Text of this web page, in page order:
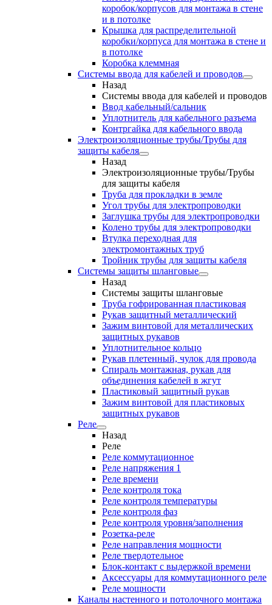
коробок/корпусов для монтажа в стене
и в потолке
Крышка для распределительной
коробки/корпуса для монтажа в стене и
в потолке
Коробка клеммная
Системы ввода для кабелей и проводов
Назад
Системы ввода для кабелей и проводов
Ввод кабельный/сальник
Уплотнитель для кабельного разъема
Контргайка для кабельного ввода
Электроизоляционные трубы/Трубы для
защиты кабеля
Назад
Электроизоляционные трубы/Трубы
для защиты кабеля
Труба для прокладки в земле
Угол трубы для электропроводки
Заглушка трубы для электропроводки
Колено трубы для электропроводки
Втулка переходная для
электромонтажных труб
Тройник трубы для защиты кабеля
Системы защиты шланговые
Назад
Системы защиты шланговые
Труба гофрированная пластиковая
Рукав защитный металлический
Зажим винтовой для металлических
защитных рукавов
Уплотнительное кольцо
Рукав плетенный, чулок для провода
Спираль монтажная, рукав для
объединения кабелей в жгут
Пластиковый защитный рукав
Зажим винтовой для пластиковых
защитных рукавов
Реле
Назад
Реле
Реле коммутационное
Реле напряжения 1
Реле времени
Реле контроля тока
Реле контроля температуры
Реле контроля фаз
Реле контроля уровня/заполнения
Розетка-реле
Реле направления мощности
Реле твердотельное
Блок-контакт с выдержкой времени
Аксессуары для коммутационного реле
Реле мощности
Каналы настенного и потолочного монтажа